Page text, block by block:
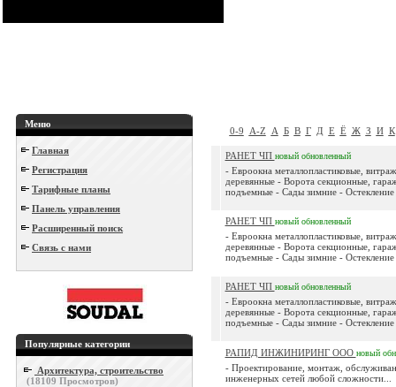
Меню
Главная
Регистрация
Тарифные планы
Панель управления
Расширенный поиск
Связь с нами
Популярные категории
Архитектура, строительство
(18109 Просмотров)
0-9 A-Z А Б В Г Д Е Ё Ж З И К
РАНЕТ ЧП новый обновленный
- Евроокна металлопластиковые,
деревянные - Ворота секционные,
подъемные - Сады зимние - Остекление
РАНЕТ ЧП новый обновленный
- Евроокна металлопластиковые,
деревянные - Ворота секционные,
подъемные - Сады зимние - Остекление
РАНЕТ ЧП новый обновленный
- Евроокна металлопластиковые,
деревянные - Ворота секционные,
подъемные - Сады зимние - Остекление
РАПИД ИНЖИНИРИНГ ООО новый
- Проектирование, монтаж,
инженерных сетей любой сложности...